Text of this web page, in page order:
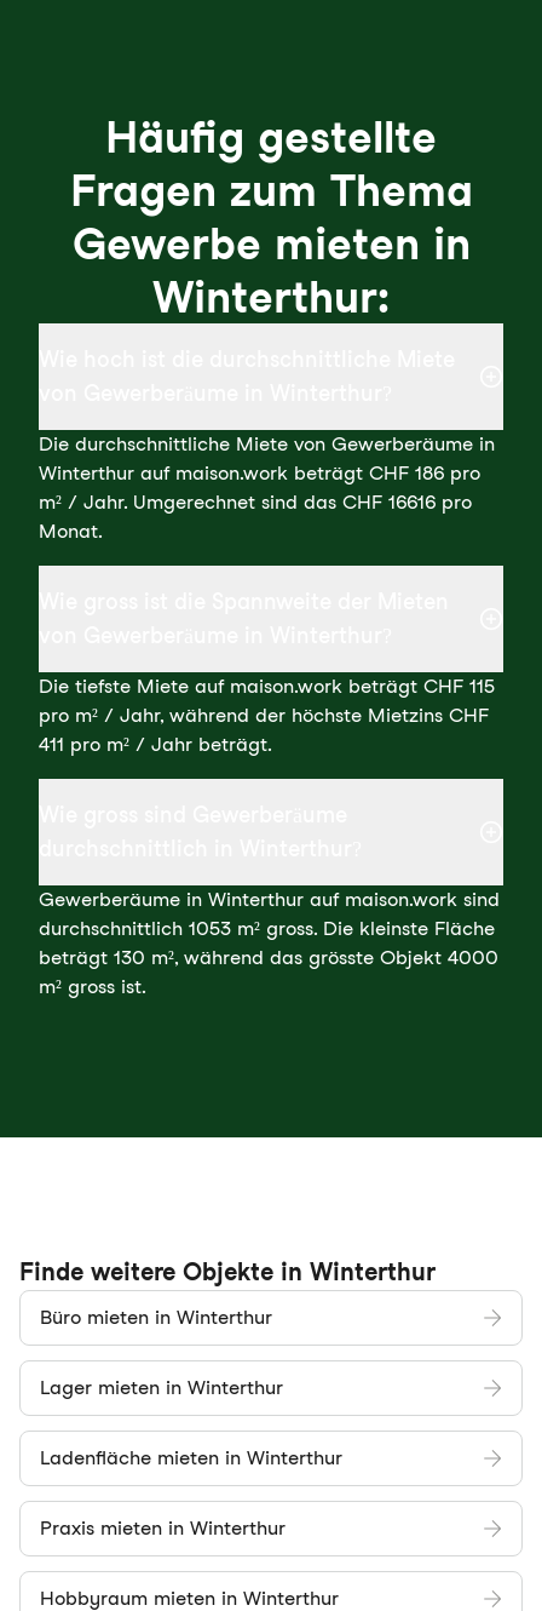
Häufig gestellte
Fragen zum Thema
Gewerbe mieten in
Winterthur:
Die durchschnittliche Miete von Gewerberäume in
Winterthur auf maison.work beträgt CHF 186 pro
m² / Jahr. Umgerechnet sind das CHF 16616 pro
Monat.
Die tiefste Miete auf maison.work beträgt CHF 115
pro m² / Jahr, während der höchste Mietzins CHF
411 pro m² / Jahr beträgt.
Gewerberäume in Winterthur auf maison.work sind
durchschnittlich 1053 m² gross. Die kleinste Fläche
beträgt 130 m², während das grösste Objekt 4000
m² gross ist.
Finde weitere Objekte in Winterthur
Büro mieten in Winterthur
Lager mieten in Winterthur
Ladenfläche mieten in Winterthur
Praxis mieten in Winterthur
Hobbyraum mieten in Winterthur